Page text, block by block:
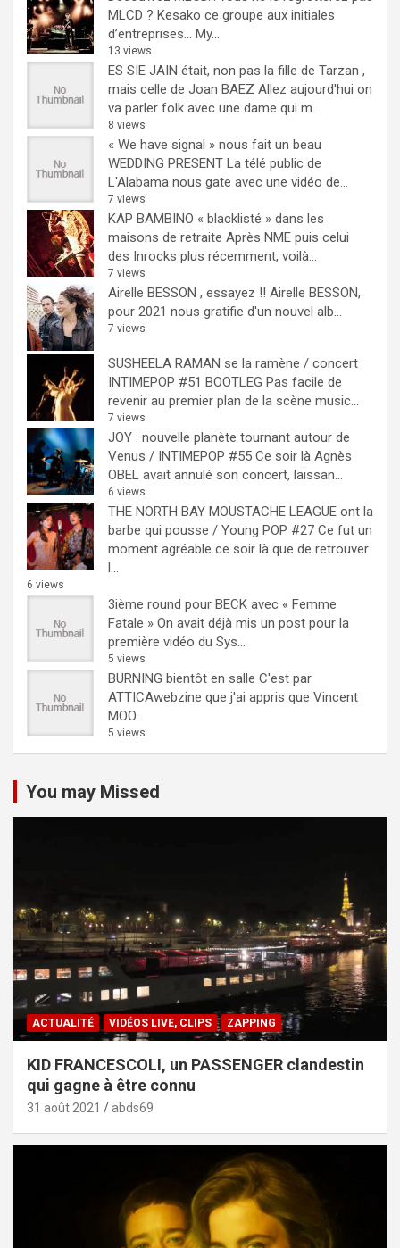
MLCD ? Kesako ce groupe aux initiales
d’entreprises… My...
13 views
ES SIE JAIN était, non pas la fille de Tarzan ,
mais celle de Joan BAEZ Allez aujourd'hui on
va parler folk avec une dame qui m...
8 views
« We have signal » nous fait un beau
WEDDING PRESENT La télé public de
L'Alabama nous gate avec une vidéo de...
7 views
KAP BAMBINO « blacklisté » dans les
maisons de retraite Après NME puis celui
des Inrocks plus récemment, voilà...
7 views
Airelle BESSON , essayez !! Airelle BESSON,
pour 2021 nous gratifie d'un nouvel alb...
7 views
SUSHEELA RAMAN se la ramène / concert
INTIMEPOP #51 BOOTLEG Pas facile de
revenir au premier plan de la scène music...
7 views
JOY : nouvelle planète tournant autour de
Venus / INTIMEPOP #55 Ce soir là Agnès
OBEL avait annulé son concert, laissan...
6 views
THE NORTH BAY MOUSTACHE LEAGUE ont la
barbe qui pousse / Young POP #27 Ce fut un
moment agréable ce soir là que de retrouver
l...
6 views
3ième round pour BECK avec « Femme
Fatale » On avait déjà mis un post pour la
première vidéo du Sys...
5 views
BURNING bientôt en salle C'est par
ATTICAwebzine que j'ai appris que Vincent
MOO...
5 views
You may Missed
ACTUALITÉ VIDÉOS LIVE, CLIPS ZAPPING
KID FRANCESCOLI, un PASSENGER clandestin
qui gagne à être connu
31 août 2021 abds69